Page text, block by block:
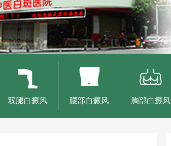
双腿白癜风 腰部白癜风 胸部白癜风